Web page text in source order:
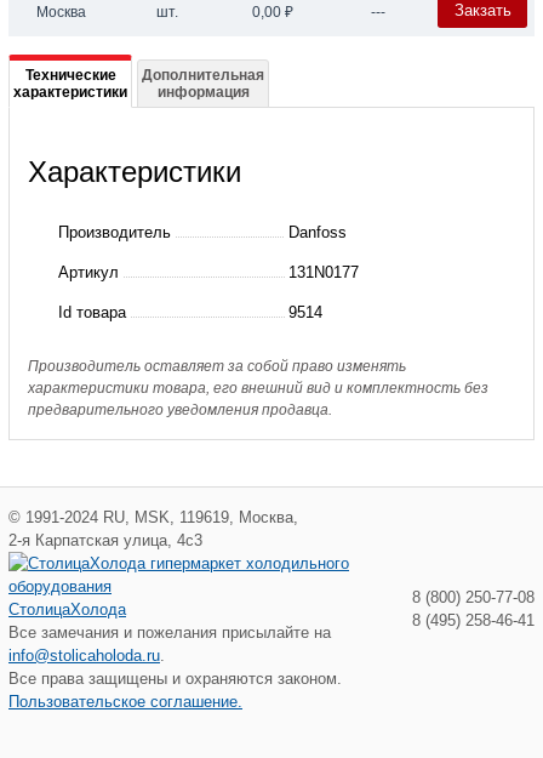
Москва шт. 0,00 ₽ --- Закзать
Подробная
информация
131N0177
101,
0,75кВт,
IP
54
TYPE
12)
Технические
характеристики
Дополнительная
информация
Характеристики
Производитель Danfoss
Артикул 131N0177
Id товара 9514
Производитель оставляет за собой право изменять
характеристики товара, его внешний вид и комплектность без
предварительного уведомления продавца.
© 1991-2024 RU MSK 119619 Москва
2-я Карпатская улица, 4с3
СтолицаХолода
Все замечания и пожелания присылайте на
info@stolicaholoda.ru
Все права защищены и охраняются законом.
Пользовательское соглашение.
8 (800) 250-77-08
8 (495) 258-46-41